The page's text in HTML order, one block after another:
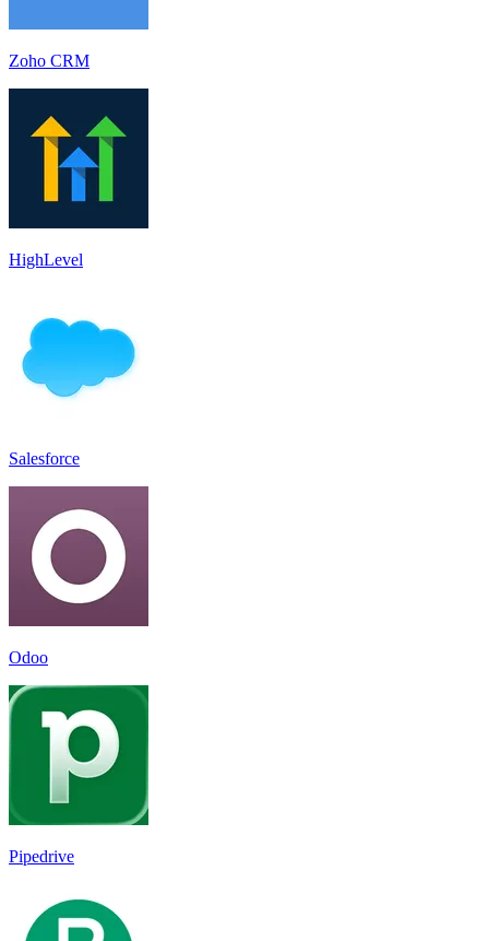
Zoho CRM
HighLevel
Salesforce
Odoo
Pipedrive